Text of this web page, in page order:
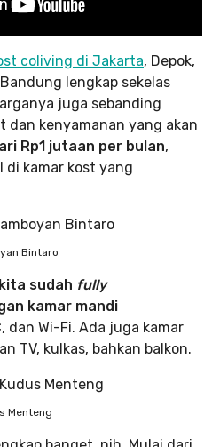
coliving di Jakarta, Depok,
lengkap sekelas
juga sebanding
dan kenyamanan yang akan
Rp1 jutaan per bulan,
di kamar kost yang
Bintaro
sudah fully
kamar mandi
dan Wi-Fi. Ada juga kamar
TV, kulkas, bahkan balkon.
Menteng